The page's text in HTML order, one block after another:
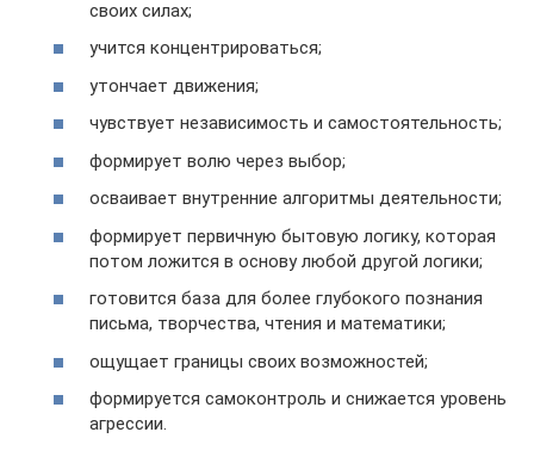
своих силах;
учится концентрироваться;
утончает движения;
чувствует независимость и самостоятельность;
формирует волю через выбор;
осваивает внутренние алгоритмы деятельности;
формирует первичную бытовую логику, которая
потом ложится в основу любой другой логики;
готовится база для более глубокого познания
письма, творчества, чтения и математики;
ощущает границы своих возможностей;
формируется самоконтроль и снижается уровень
агрессии.